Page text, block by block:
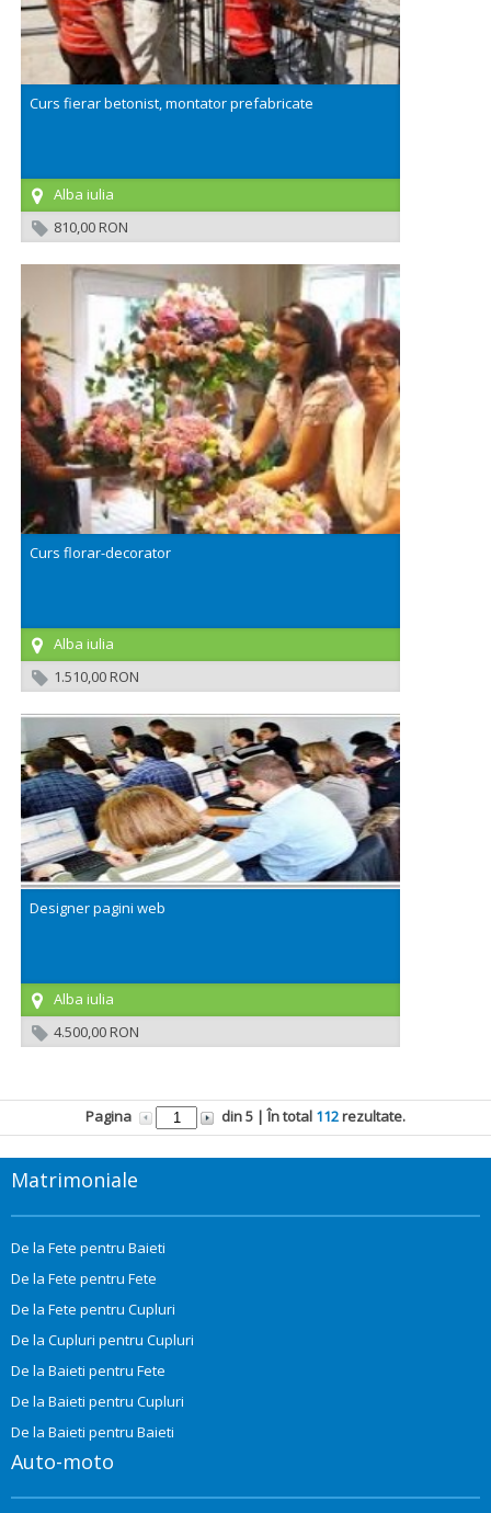
Curs fierar betonist, montator prefabricate
Alba iulia
810,00 RON
Curs florar-decorator
Alba iulia
1.510,00 RON
Designer pagini web
Alba iulia
4.500,00 RON
Pagina din5 | În total 112rezultate.
Matrimoniale
De la Fete pentru Baieti
De la Fete pentru Fete
De la Fete pentru Cupluri
De la Cupluri pentru Cupluri
De la Baieti pentru Fete
De la Baieti pentru Cupluri
De la Baieti pentru Baieti
Auto-moto